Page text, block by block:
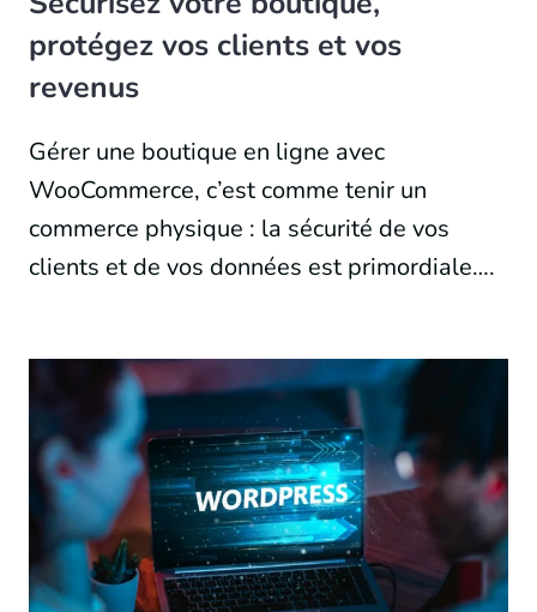
protégez vos clients et vos
revenus
Gérer une boutique en ligne avec
WooCommerce, c’est comme tenir un
commerce physique : la sécurité de vos
clients et de vos données est primordiale….